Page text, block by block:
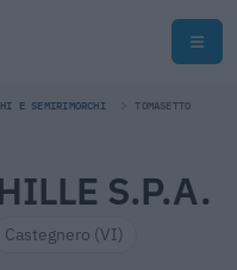
E SEMIRIMORCHI TOMASETTO
S.P.A.
Castegnero (VI)